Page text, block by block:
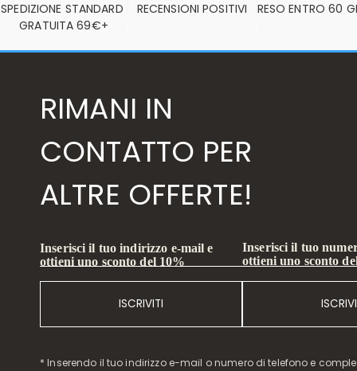
SPEDIZIONE STANDARD
GRATUITA 69€+
RECENSIONI POSITIVI RESO ENTRO 60
RIMANI IN
CONTATTO PER
ALTRE OFFERTE!
Inserisci il tuo indirizzo e-mail e
ottieni uno sconto del 10%
ISCRIVITI
Inserisci il tuo
ottieni uno sconto
* Inserendo il tuo indirizzo e-mail o numero di telefono e